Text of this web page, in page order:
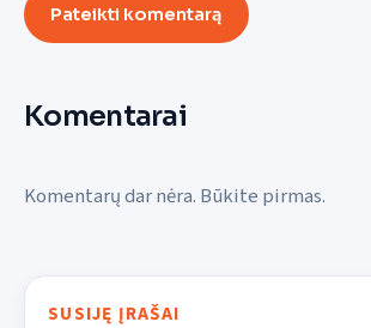
Pateikti komentarą
Komentarai
Komentarų dar nėra. Būkite pirmas.
SUSIJĘ ĮRAŠAI